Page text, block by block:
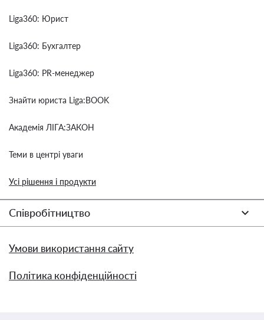
Liga360: Юрист
Liga360: Бухгалтер
Liga360: PR-менеджер
Знайти юриста Liga:BOOK
Академія ЛІГА:ЗАКОН
Теми в центрі уваги
Усі рішення і продукти
Співробітництво
Умови використання сайту
Політика конфіденційності